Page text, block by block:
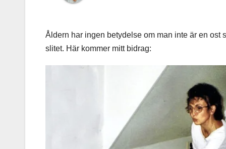
Åldern har ingen betydelse om man inte är en ost
slitet. Här kommer mitt bidrag: